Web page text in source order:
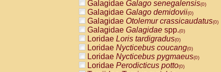
AtelidaeAlouattaspp.(0)
AtelidaeAteles belzebuth(0)
AtelidaeAteles geoffroyi(0)
AtelidaeAteles paniscus(0)
AtelidaeAtelesspp.(0)
AtelidaeLagothrix lagothricha(0)
AtelidaeLagothrix lagothricha cana
PitheciidaeCacajao calvus
Galagidae Galago senegalensis(0)
Galagidae Galago demidovii(0)
Galagidae Otolemur crassicaudatus(0)
Galagidae Galagidae spp.(0)
Loridae Loris tardigradus(0)
Loridae Nycticebus coucang(0)
Loridae Nycticebus pygmaeus(0)
Loridae Perodicticus potto(0)